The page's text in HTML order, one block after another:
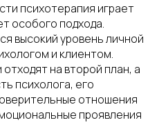
психотерапия играет
особого подхода.
высокий уровень личной
и клиентом.
на второй план, а
психолога, его
отношения
проявления